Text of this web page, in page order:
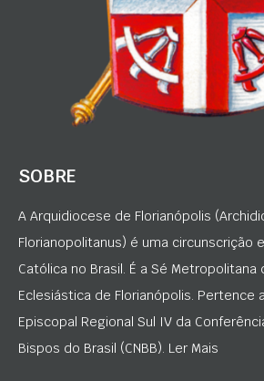
SOBRE
A Arquidiocese de Florianópolis
Florianopolitanus) é uma circunscrição
Católica no Brasil. É a Sé Metropolitana
Eclesiástica de Florianópolis. Pertence
Episcopal Regional Sul IV da
Bispos do Brasil (CNBB). Ler Mais